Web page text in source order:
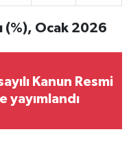
(%), Ocak 2026
Kanun Resmi
yayımlandı